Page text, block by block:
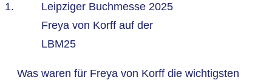
Freya von Korff auf der
LBM25
Was waren für Freya von Korff die wichtigsten